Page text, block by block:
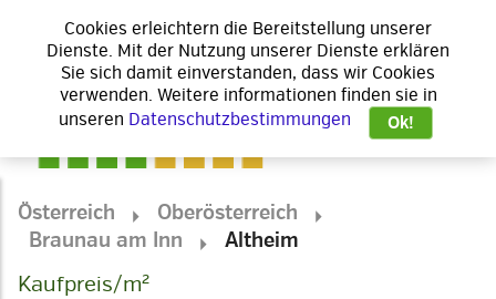
Österreich
Oberösterreich
Braunau am Inn
Altheim
Kaufpreis/m²
Cookies erleichtern die Bereitstellung unserer
Dienste. Mit der Nutzung unserer Dienste erklären
Sie sich damit einverstanden, dass wir Cookies
verwenden. Weitere informationen finden sie in
unseren Datenschutzbestimmungen Ok!